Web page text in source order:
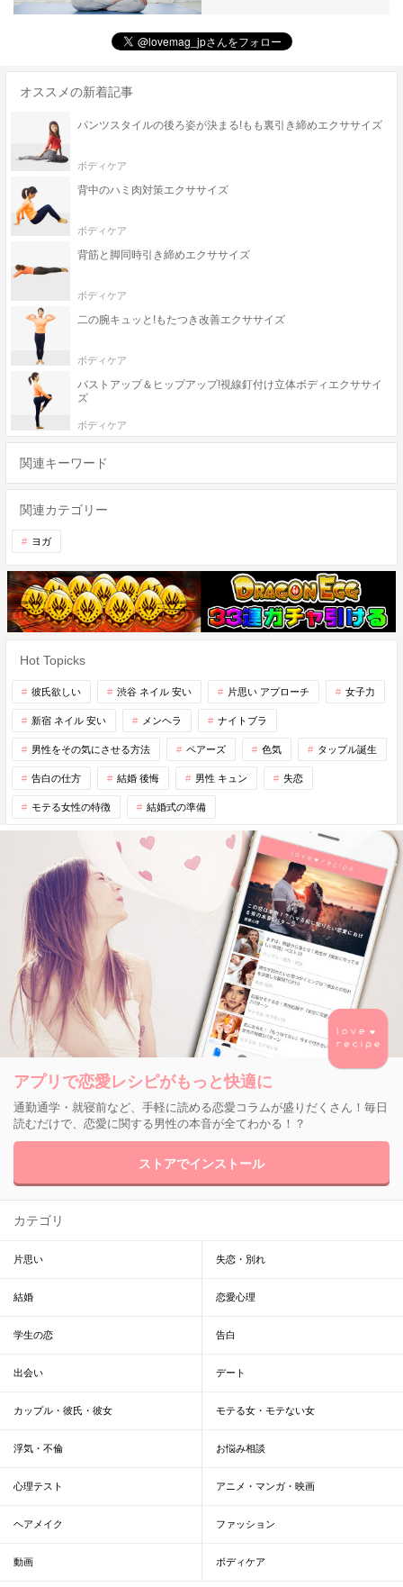
オススメの新着記事
パンツスタイルの後ろ姿が決まる!もも裏引き締めエクササイズ
ボディケア
背中のハミ肉対策エクササイズ
ボディケア
背筋と脚同時引き締めエクササイズ
ボディケア
二の腕キュッと!もたつき改善エクササイズ
ボディケア
バストアップ＆ヒップアップ!視線釘付け立体ボディエクササイ
ズ
ボディケア
関連キーワード
関連カテゴリー
ヨガ
Hot Topicks
彼氏欲しい 渋谷 ネイル 安い 片思い アプローチ 女子力
新宿 ネイル 安い メンヘラ ナイトブラ
男性をその気にさせる方法 ペアーズ 色気 タップル誕生
告白の仕方 結婚 後悔 男性 キュン 失恋
モテる女性の特徴 結婚式の準備
アプリで恋愛レシピがもっと快適に
通勤通学・就寝前など、手軽に読める恋愛コラムが盛りだくさん！毎日
読むだけで、恋愛に関する男性の本音が全てわかる！？
ストアでインストール
カテゴリ
片思い 失恋・別れ
結婚 恋愛心理
学生の恋 告白
出会い デート
カップル・彼氏・彼女 モテる女・モテない女
浮気・不倫 お悩み相談
心理テスト アニメ・マンガ・映画
ヘアメイク ファッション
動画 ボディケア